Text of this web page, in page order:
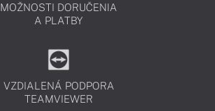
MOŽNOSTI DORUČENIA
A PLATBY
VZDIALENÁ PODPORA
TEAMVIEWER